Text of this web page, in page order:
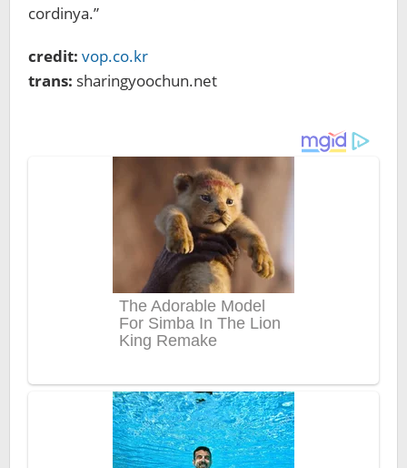
cordinya.”
credit: vop.co.kr
trans: sharingyoochun.net